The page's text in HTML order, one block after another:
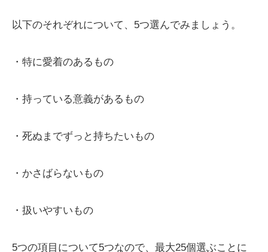
以下のそれぞれについて、5つ選んでみましょう。
・特に愛着のあるもの
・持っている意義があるもの
・死ぬまでずっと持ちたいもの
・かさばらないもの
・扱いやすいもの
5つの項目について5つなので、最大25個選ぶことに